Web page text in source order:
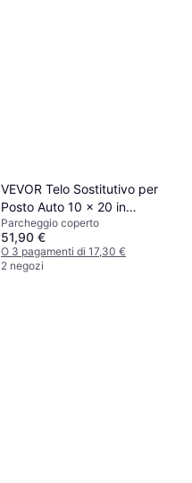
VEVOR Telo Sostitutivo per
Posto Auto 10 x 20 in
(Superficie edificio )
Parcheggio coperto
51,90 €
O 3 pagamenti di 17,30 €
2 negozi